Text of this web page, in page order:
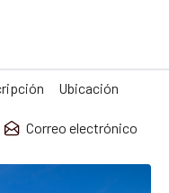
Ubicación
Correo electrónico